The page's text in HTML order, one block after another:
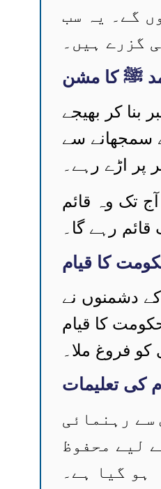
گے۔ یہ سب
گزرے ہیں۔
ﷺ کا مشن
بنا کر بھیجے
سمجھانے سے
پر اڑے رہے۔
تک وہ قائم
قائم رہے گا۔
کا قیام
دشمنوں نے
کا قیام
فروغ ملا۔
کی تعلیمات
رہنمائی
لیے محفوظ
ہو گیا ہے۔